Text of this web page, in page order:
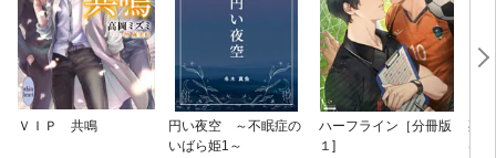
ＶＩＰ 共鳴
円い夜空 ～不眠症の
いばら姫1～
ハーフライン［分冊版
１]
死
は